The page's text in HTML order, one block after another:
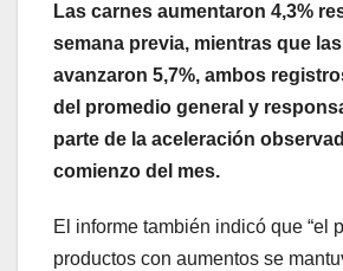
Las carnes aumentaron 4,3%
semana previa, mientras que
avanzaron 5,7%, ambos
del promedio general y
parte de la aceleración
comienzo del mes.
El informe también indicó que “el
productos con aumentos se